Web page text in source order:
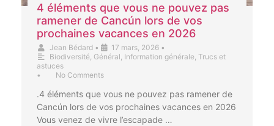
4 éléments que vous ne pouvez pas
ramener de Cancún lors de vos
prochaines vacances en 2026
Jean Bédard • 17 mars, 2026 •
Biodiversité Général Information générale Trucs et
astuces
•
No Comments
.4 éléments que vous ne pouvez pas ramener de
Cancún lors de vos prochaines vacances en 2026
Vous venez de vivre l’escapade …